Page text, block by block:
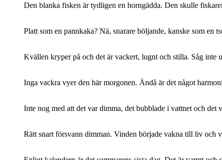
Den blanka fisken är tydligen en horngädda. Den skulle
Platt som en pannkaka? Nä, snarare böljande, kanske som
Kvällen kryper på och det är vackert, lugnt och stilla. Såg inte
Inga vackra vyer den här morgonen. Ändå är det något
Inte nog med att det var dimma, det bubblade i vattnet och
Rätt snart försvann dimman. Vinden började vakna till liv och